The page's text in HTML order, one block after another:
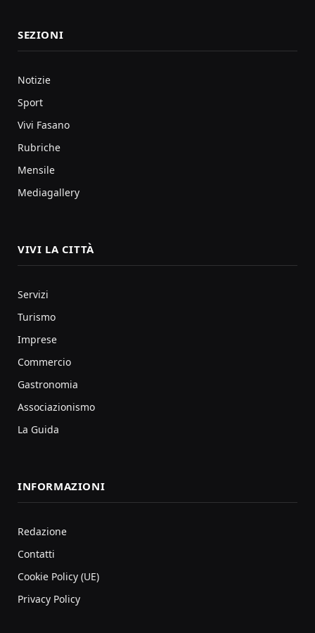
SEZIONI
Notizie
Sport
Vivi Fasano
Rubriche
Mensile
Mediagallery
VIVI LA CITTÀ
Servizi
Turismo
Imprese
Commercio
Gastronomia
Associazionismo
La Guida
INFORMAZIONI
Redazione
Contatti
Cookie Policy (UE)
Privacy Policy